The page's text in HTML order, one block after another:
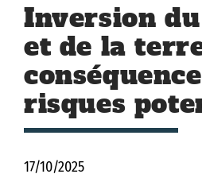
Inversion
et de la
risques
17/10/2025